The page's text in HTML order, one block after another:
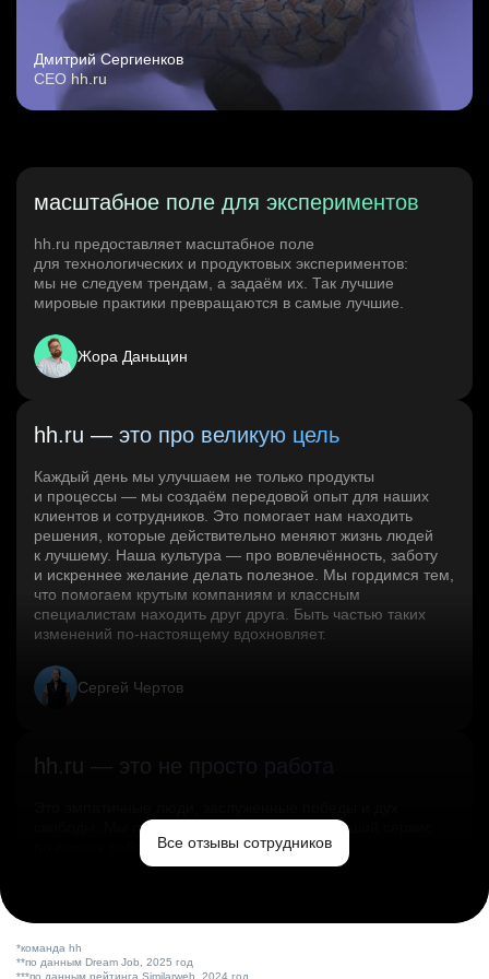
Дмитрий Сергиенков
CEO hh.ru
масштабное поле для экспериментов
hh.ru предоставляет масштабное поле
для технологических и продуктовых экспериментов:
мы не следуем трендам, а задаём их. Так лучшие
мировые практики превращаются в самые лучшие.
Жора Даньщин
hh.ru — это про великую цель
Каждый день мы улучшаем не только продукты
и процессы — мы создаём передовой опыт для наших
клиентов и сотрудников. Это помогает нам находить
решения, которые действительно меняют жизнь людей
к лучшему. Наша культура — про вовлечённость, заботу
и искреннее желание делать полезное. Мы гордимся тем,
что помогаем крутым компаниям и классным
специалистам находить друг друга. Быть частью таких
изменений по‑настоящему вдохновляет.
Сергей Чертов
hh.ru — это не просто работа
свободы. Мы помогаем миру и создаём лучший сервис
по поиску работы в стране.Все отзывы сотрудников
*команда hh
**по данным Dream Job, 2025 год
***по данным рейтинга Similarweb, 2024 год